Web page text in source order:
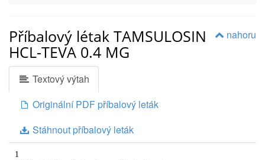
nahoru
Příbalový létak TAMSULOSIN
HCL-TEVA 0.4 MG
Textový výtah
Originální PDF příbalový leták
Stáhnout příbalový leták
1